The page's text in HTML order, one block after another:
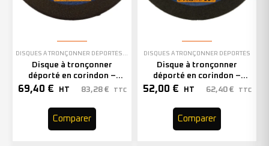
EN STOCK
Disque à tronçonner
déporté en corindon –
230mm – 200943 (x25)
69,40 € HT 83,28 € TTC
Comparer
DISQUES À TRONÇONNER DÉPORTÉS
Disque à tronçonner
déporté en corindon –
180mm – 200928 (x25)
52,00 € HT 62,40 € TTC
Comparer